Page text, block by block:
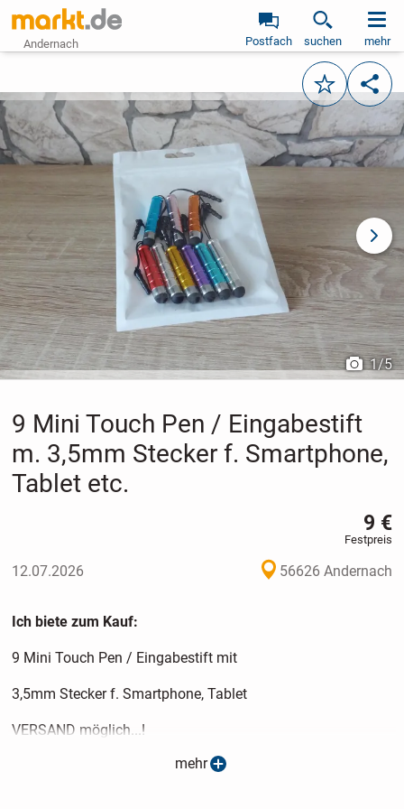
Andernach Postfach suchen mehr
Merken
vorheriges Bild
1/5
9 Mini Touch Pen / Eingabestift
m. 3,5mm Stecker f. Smartphone,
Tablet etc.
9 €
Festpreis
12.07.2026 56626 Andernach
Ich biete zum Kauf:
9 Mini Touch Pen / Eingabestift mit
3,5mm Stecker f. Smartphone, Tablet
VERSAND möglich...!
mehr